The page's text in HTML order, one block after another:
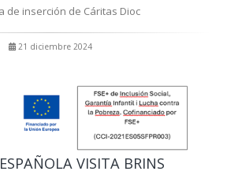
de inserción de Cáritas Dioc
21 diciembre 2024
VISITA BRINS